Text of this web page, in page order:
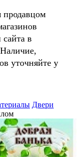
продавцом
в
уточняйте у
Двери